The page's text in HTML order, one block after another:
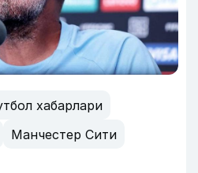
хабарлари
Манчестер Сити